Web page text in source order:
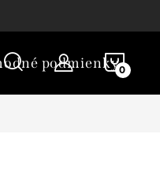
podmienky